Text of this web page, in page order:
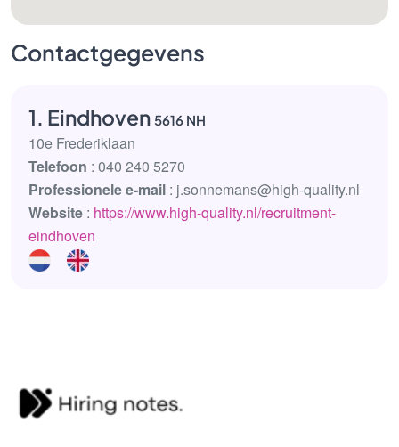
Contactgegevens
1. Eindhoven 5616 NH
10e Frederiklaan
Telefoon : 040 240 5270
Professionele e-mail : j.sonnemans@high-quality.nl
Website : https://www.high-quality.nl/recruitment-
eindhoven